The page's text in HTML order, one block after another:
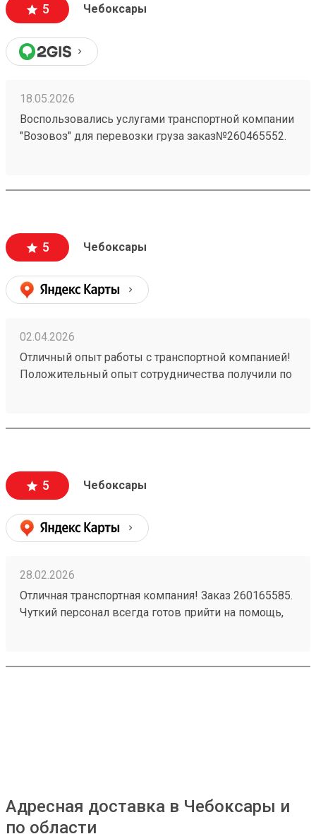
5 Чебоксары
18.05.2026
Воспользовались услугами транспортной компании
"Возовоз" для перевозки груза заказ№260465552.
доставлен точно в оговоренные сроки.
5 Чебоксары
02.04.2026
Отличный опыт работы с транспортной компанией!
Положительный опыт сотрудничества получили по
качеством предоставляемых услуг. Рекомендуем
сервис.
5 Чебоксары
28.02.2026
Отличная транспортная компания! Заказ 260165585.
Чуткий персонал всегда готов прийти на помощь,
довольна качеством услуг, рекомендую всем,
Адресная доставка в Чебоксары и
по области